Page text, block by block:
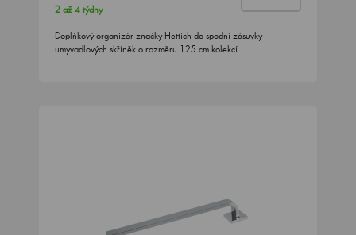
2 až 4 týdny
Doplňkový organizér značky Hettich do spodní zásuvky
umyvadlových skříněk o rozměru 125 cm kolekcí…